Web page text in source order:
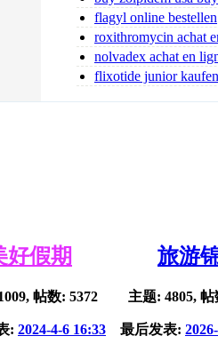
zolpidem
flagyl online bestellen
flagyl bestellen
roxithromycin achat
toute sécurité
nolvadex achat en
nolvadex acheter
flixotide junior kaufen
好假期
帖数: 5372
: 2024-4-6 16:33
旅游
主题: 4805, 帖
最后发表: